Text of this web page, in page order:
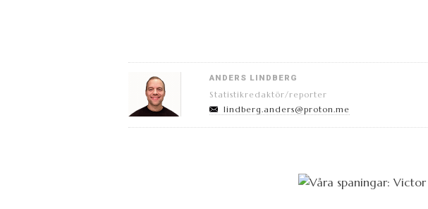
ANDERS LINDBERG
Statistikredaktör/reporter
lindberg.anders@proton.me